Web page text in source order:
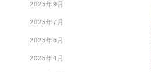
2025年9月
2025年7月
2025年6月
2025年4月